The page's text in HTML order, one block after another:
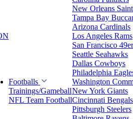
Footballs
Trainings/Gameball
NFL Team Football
New Orleans
Tampa Bay
Arizona Cardinals
Los Angeles Rams
San Francisco
Seattle Seahawks
Dallas Cowboys
Philadelphia
Washington
New York Giants
Cincinnati Bengals
Pittsburgh Steelers